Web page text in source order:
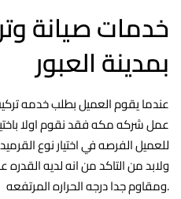
خدمات صيانة
بمدينة العبور
عندما يقوم العميل بطلب خدمه
عمل شركه مكه فقد نقوم اولا
للعميل الفرصه في اختيار نوع
ولابد من التاكد من انه لديه
ومقاوم جدا درجه الحراره المرتفعه.